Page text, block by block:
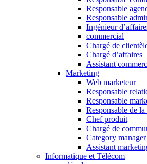
Responsable
Responsable
Ingénieur
commercial
Chargé de
Chargé d’affaires
Assistant
Marketing
Web marketeur
Responsable
Responsable
Responsable de
Chef produit
Chargé de
Category manager
Assistant
Informatique et Télécom